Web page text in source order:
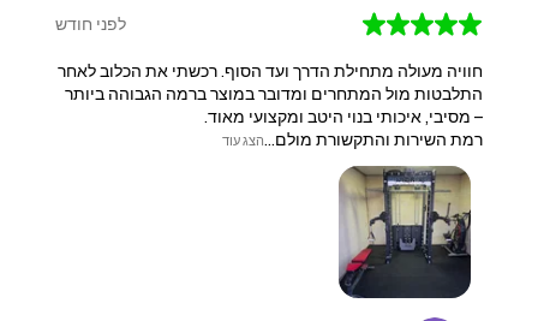
★
★
★
★
★ לפני חודש
חוויה מעולה מתחילת הדרך ועד הסוף. רכשתי את הכלוב לאחר
התלבטות מול המתחרים ומדובר במוצר ברמה הגבוהה ביותר
– מסיבי, איכותי בנוי היטב ומקצועי מאוד.
​רמת השירות והתקשורת מולם...הצג עוד